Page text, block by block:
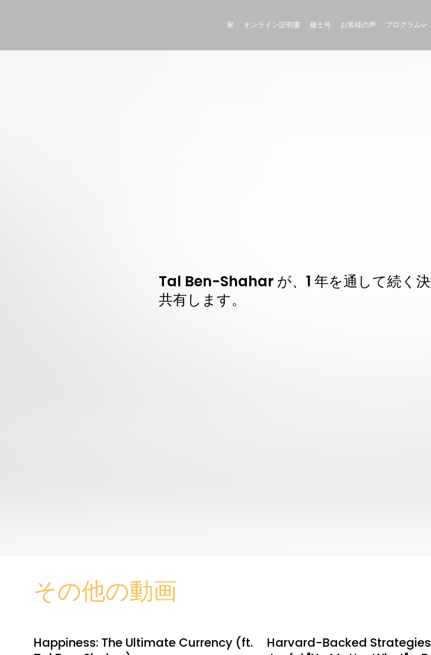
家 オンライン証明書 修士号 お客様の声 プログラム
Tal Ben-Shahar が、1 年を通して続く
共有します。
その他の動画
Happiness: The Ultimate Currency (ft.
Harvard-Backed